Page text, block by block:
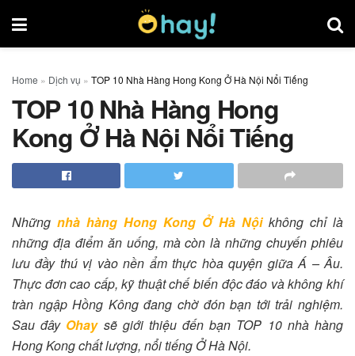
Home » Dịch vụ » TOP 10 Nhà Hàng Hong Kong Ở Hà Nội Nổi Tiếng
TOP 10 Nhà Hàng Hong
Kong Ở Hà Nội Nổi Tiếng
Những nhà hàng Hong Kong Ở Hà Nộikhông chỉ là
những địa điểm ăn uống, mà còn là những chuyến phiêu
lưu đầy thú vị vào nền ẩm thực hòa quyện giữa Á – Âu.
Thực đơn cao cấp, kỹ thuật chế biến độc đáo và không khí
tràn ngập Hồng Kông đang chờ đón bạn tới trải nghiệm.
Sau đây Ohaysẽ giới thiệu đến bạn TOP 10 nhà hàng
Hong Kong chất lượng, nổi tiếng Ở Hà Nội.